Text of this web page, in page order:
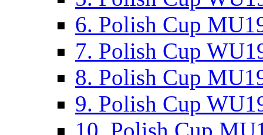
6. Polish Cup
7. Polish Cup
8. Polish Cup
9. Polish Cup
10. Polish Cup